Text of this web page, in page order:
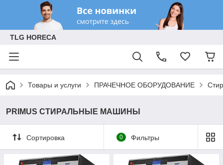
TLG HORECA
Товары и услуги ПРАЧЕЧНОЕ ОБОРУДОВАНИЕ
PRIMUS СТИРАЛЬНЫЕ МАШИНЫ
Сортировка 0 Фильтры